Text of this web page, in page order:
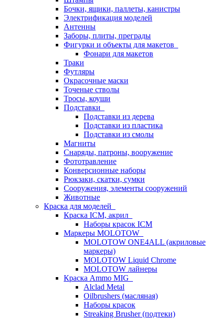
Бочки, ящики, паллеты, канистры
Электрификация моделей
Антенны
Заборы, плиты, преграды
Фигурки и объекты для макетов
Фонари для макетов
Траки
Футляры
Окрасочные маски
Точеные стволы
Тросы, коуши
Подставки
Подставки из дерева
Подставки из пластика
Подставки из смолы
Магниты
Снаряды, патроны, вооружение
Фототравление
Конверсионные наборы
Рюкзаки, скатки, сумки
Сооружения, элементы сооружений
Животные
Краска для моделей
Краска ICM, акрил
Наборы красок ICM
Маркеры MOLOTOW
MOLOTOW ONE4ALL (акриловые
маркеры)
MOLOTOW Liquid Chrome
MOLOTOW лайнеры
Краска Ammo MIG
Alclad Metal
Oilbrushers (масляная)
Наборы красок
Streaking Brusher (подтеки)